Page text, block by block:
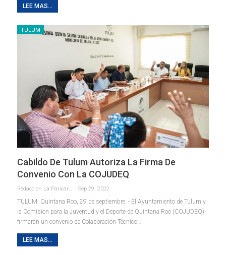
LEE MAS...
TULUM
Cabildo De Tulum Autoriza La Firma De
Convenio Con La COJUDEQ
Redaccion La Pancarta De Quintana Roo Sep 29, 2022
TULUM, Quintana Roo, 29 de septiembre. - El Ayuntamiento de Tulum y
la Comisión para la Juventud y el Deporte de Quintana Roo (COJUDEQ)
firmarán un convenio de Colaboración Técnico…
LEE MAS...